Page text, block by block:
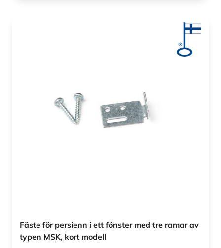
Fäste för persienn i ett fönster med tre ramar av
typen MSK, kort modell